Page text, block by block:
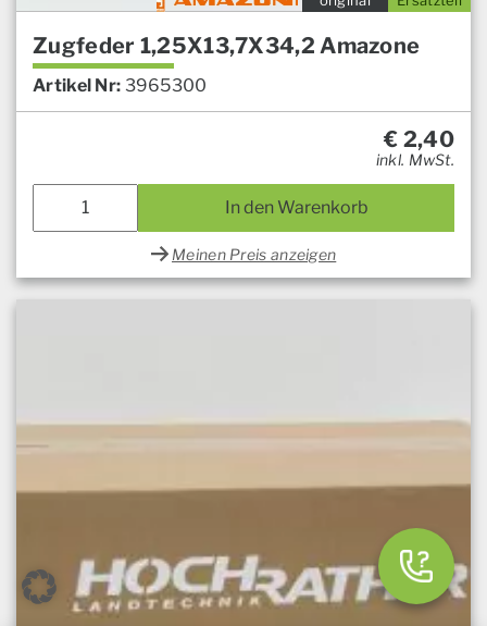
Zugfeder 1,25X13,7X34,2 Amazone
Artikel Nr: 3965300
€ 2,40
inkl. MwSt.
In den Warenkorb
Meinen Preis anzeigen